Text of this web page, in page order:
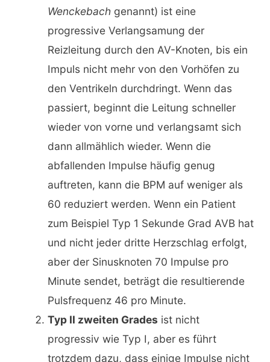
Wenckebachgenannt) ist eine
progressive Verlangsamung der
Reizleitung durch den AV-Knoten, bis ein
Impuls nicht mehr von den Vorhöfen zu
den Ventrikeln durchdringt. Wenn das
passiert, beginnt die Leitung schneller
wieder von vorne und verlangsamt sich
dann allmählich wieder. Wenn die
abfallenden Impulse häufig genug
auftreten, kann die BPM auf weniger als
60 reduziert werden. Wenn ein Patient
zum Beispiel Typ 1 Sekunde Grad AVB hat
und nicht jeder dritte Herzschlag erfolgt,
aber der Sinusknoten 70 Impulse pro
Minute sendet, beträgt die resultierende
Pulsfrequenz 46 pro Minute.
Typ II zweiten Grades ist nicht
progressiv wie Typ I, aber es führt
trotzdem dazu, dass einige Impulse nicht